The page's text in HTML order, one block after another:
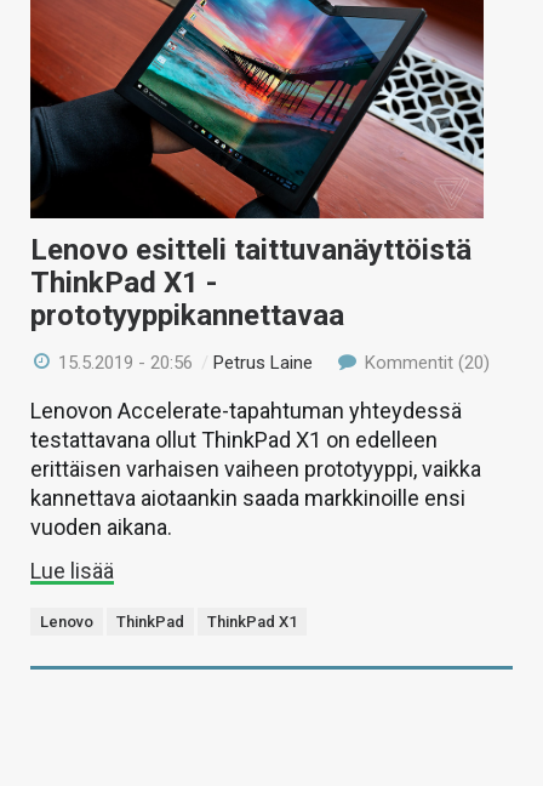
Lenovo esitteli taittuvanäyttöistä
ThinkPad X1 -
prototyyppikannettavaa
15.5.2019 - 20:56 /Petrus Laine Kommentit (20)
Lenovon Accelerate-tapahtuman yhteydessä
testattavana ollut ThinkPad X1 on edelleen
erittäisen varhaisen vaiheen prototyyppi, vaikka
kannettava aiotaankin saada markkinoille ensi
vuoden aikana.
Lue lisää
Lenovo ThinkPad ThinkPad X1